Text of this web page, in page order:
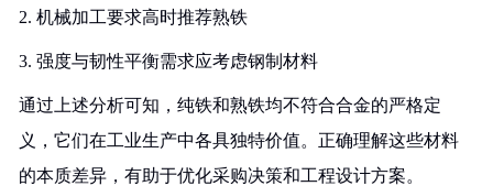
2. 机械加工要求高时推荐熟铁
3. 强度与韧性平衡需求应考虑钢制材料
通过上述分析可知，纯铁和熟铁均不符合合金的严格定
义，它们在工业生产中各具独特价值。正确理解这些材料
的本质差异，有助于优化采购决策和工程设计方案。